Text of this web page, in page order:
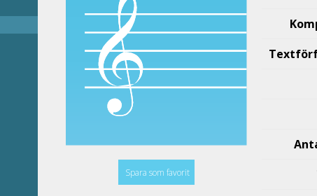
Spara som favorit